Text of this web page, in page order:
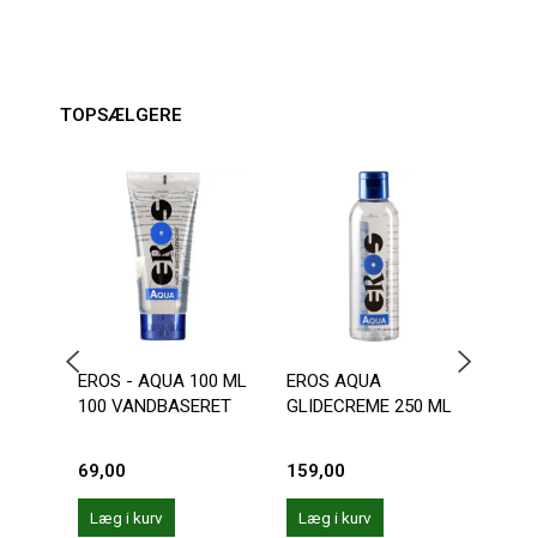
TOPSÆLGERE
EROS - AQUA 100 ML
100 VANDBASERET
69,00
Læg i kurv
EROS AQUA
GLIDECREME 250 ML
159,00
Læg i kurv